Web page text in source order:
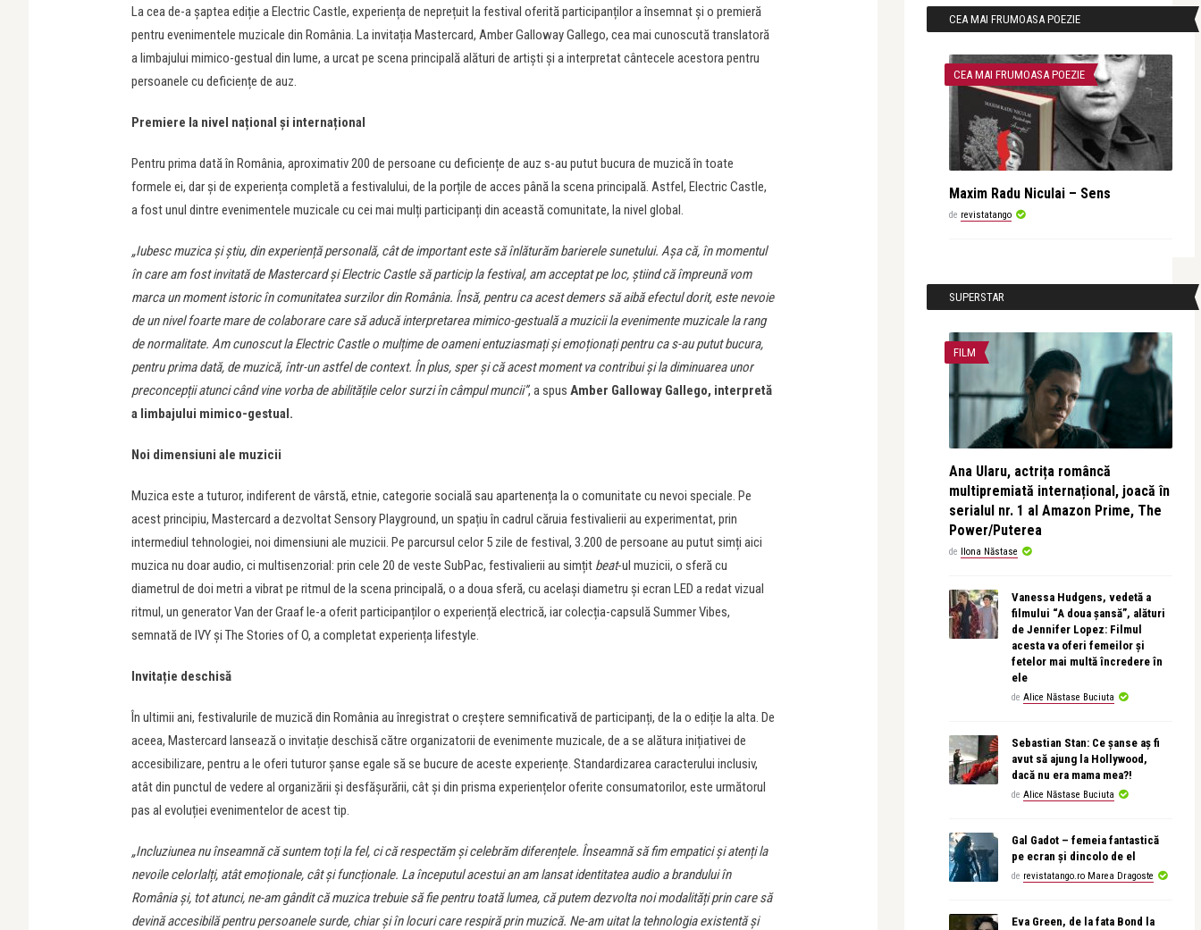
La cea de-a șaptea ediție a Electric Castle, experiența de neprețuit la festival oferită participanților a însemnat și o premieră
pentru evenimentele muzicale din România. La invitația Mastercard, Amber Galloway Gallego, cea mai cunoscută translatoră
a limbajului mimico-gestual din lume, a urcat pe scena principală alături de artiști și a interpretat cântecele acestora pentru
persoanele cu deficiențe de auz.
Premiere la nivel național și internațional
Pentru prima dată în România, aproximativ 200 de persoane cu deficiențe de auz s-au putut bucura de muzică în toate
formele ei, dar și de experiența completă a festivalului, de la porțile de acces până la scena principală. Astfel, Electric Castle,
a fost unul dintre evenimentele muzicale cu cei mai mulți participanți din această comunitate, la nivel global.
„Iubesc muzica și știu, din experiență personală, cât de important este să înlăturăm barierele sunetului. Așa că, în momentul
în care am fost invitată de Mastercard și Electric Castle să particip la festival, am acceptat pe loc, știind că împreună vom
marca un moment istoric în comunitatea surzilor din România. Însă, pentru ca acest demers să aibă efectul dorit, este nevoie
de un nivel foarte mare de colaborare care să aducă interpretarea mimico-gestuală a muzicii la evenimente muzicale la rang
de normalitate. Am cunoscut la Electric Castle o mulțime de oameni entuziasmați și emoționați pentru ca s-au putut bucura,
pentru prima dată, de muzică, într-un astfel de context. În plus, sper și că acest moment va contribui și la diminuarea unor
preconcepții atunci când vine vorba de abilitățile celor surzi în câmpul muncii”, a spus Amber Galloway Gallego, interpretă
a limbajului mimico-gestual.
Noi dimensiuni ale muzicii
Muzica este a tuturor, indiferent de vârstă, etnie, categorie socială sau apartenența la o comunitate cu nevoi speciale. Pe
acest principiu, Mastercard a dezvoltat Sensory Playground, un spațiu în cadrul căruia festivalierii au experimentat, prin
intermediul tehnologiei, noi dimensiuni ale muzicii. Pe parcursul celor 5 zile de festival, 3.200 de persoane au putut simți aici
muzica nu doar audio, ci multisenzorial: prin cele 20 de veste SubPac, festivalierii au simțit beat-ul muzicii, o sferă cu
diametrul de doi metri a vibrat pe ritmul de la scena principală, o a doua sferă, cu același diametru și ecran LED a redat vizual
ritmul, un generator Van der Graaf le-a oferit participanților o experiență electrică, iar colecția-capsulă Summer Vibes,
semnată de IVY și The Stories of O, a completat experiența lifestyle.
Invitație deschisă
În ultimii ani, festivalurile de muzică din România au înregistrat o creștere semnificativă de participanți, de la o ediție la alta. De
aceea, Mastercard lansează o invitație deschisă către organizatorii de evenimente muzicale, de a se alătura inițiativei de
accesibilizare, pentru a le oferi tuturor șanse egale să se bucure de aceste experiențe. Standardizarea caracterului inclusiv,
atât din punctul de vedere al organizării și desfășurării, cât și din prisma experiențelor oferite consumatorilor, este următorul
pas al evoluției evenimentelor de acest tip.
„Incluziunea nu înseamnă că suntem toți la fel, ci că respectăm și celebrăm diferențele. Înseamnă să fim empatici și atenți la
nevoile celorlalți, atât emoționale, cât și funcționale. La începutul acestui an am lansat identitatea audio a brandului în
România și, tot atunci, ne-am gândit că muzica trebuie să fie pentru toată lumea, că putem dezvolta noi modalități prin care să
devină accesibilă pentru persoanele surde, chiar și în locuri care respiră prin muzică. Ne-am uitat la tehnologia existentă și
CEA MAI FRUMOASA POEZIE
CEA MAI FRUMOASA POEZIE
Maxim Radu Niculai – Sens
de revistatango
SUPERSTAR
FILM
Ana Ularu, actrița româncă
multipremiată internațional, joacă în
serialul nr. 1 al Amazon Prime, The
Power/Puterea
de Ilona Năstase
Vanessa Hudgens, vedetă a
filmului “A doua șansă”, alături
de Jennifer Lopez: Filmul
acesta va oferi femeilor și
fetelor mai multă încredere în
ele
de Alice Năstase Buciuta
Sebastian Stan: Ce șanse aș fi
avut să ajung la Hollywood,
dacă nu era mama mea?!
de Alice Năstase Buciuta
Gal Gadot – femeia fantastică
pe ecran și dincolo de el
de revistatango.ro Marea Dragoste
Eva Green, de la fata Bond la